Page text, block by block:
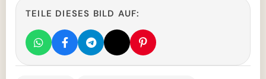
TEILE DIESES BILD AUF: